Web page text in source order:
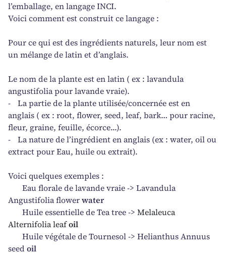
l’emballage, en langage INCI.
Voici comment est construit ce langage :
Pour ce qui est des ingrédients naturels, leur nom est
un mélange de latin et d’anglais.
Le nom de la plante est en latin ( ex : lavandula
angustifolia pour lavande vraie).
-
La partie de la plante utilisée/concernée est en
anglais ( ex : root, flower, seed, leaf, bark… pour racine,
fleur, graine, feuille, écorce...).
-
La nature de l’ingrédient en anglais (ex : water, oil ou
extract pour Eau, huile ou extrait).
Voici quelques exemples :
Eau florale de lavande vraie -> Lavandula
Angustifolia flowerwater
Huile essentielle de Tea tree -> Melaleuca
Alternifolia leafoil
Huile végétale de Tournesol -> Helianthus Annuus
seed oil